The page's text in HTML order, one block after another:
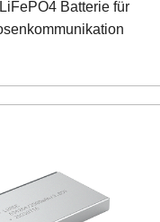
Batterie für